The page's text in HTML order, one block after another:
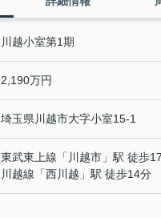
川越小室第1期
2,190万円
埼玉県 川越市大字小室15-1
東武東上線 「 川越市 」駅 徒歩
川越線 「西川越 」駅 徒歩14分